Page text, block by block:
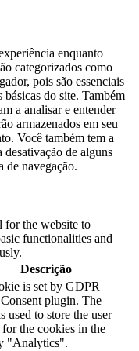
enquanto
categorizados como
pois são essenciais
do site. Também
a analisar e entender
armazenados em seu
Você também tem a
desativação de alguns
de navegação.
for the website to
functionalities and
Descrição
is set by GDPR
plugin. The
used to store the user
for the cookies in the
"Analytics".